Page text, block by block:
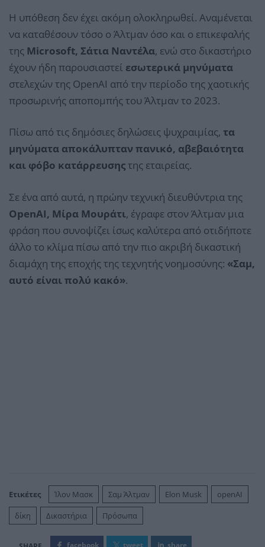
Η υπόθεση δεν έχει ακόμη ολοκληρωθεί. Αναμένεται
να καταθέσουν τόσο ο Άλτμαν όσο και ο επικεφαλής
της Microsoft, Σάτια Ναντέλα, ενώ στο δικαστήριο
έχουν ήδη παρουσιαστεί εσωτερικά μηνύματα
στελεχών της OpenAI από την περίοδο της χαοτικής
προσωρινής αποπομπής του Άλτμαν το 2023.
Πίσω από τις δημόσιες δηλώσεις ψυχραιμίας, τα
μηνύματα αποκάλυπταν πανικό, αβεβαιότητα
και φόβο κατάρρευσηςτης εταιρείας.
Σε ένα από αυτά, η πρώην τεχνική διευθύντρια της
OpenAI, Μίρα Μουράτι, έγραφε στον Άλτμαν μια
φράση που συνοψίζει ίσως καλύτερα από οτιδήποτε
άλλο το κλίμα πίσω από την πιο ακριβή δικαστική
διαμάχη της εποχής της τεχνητής νοημοσύνης: «Σαμ,
αυτό είναι πολύ κακό».
Ετικέτες Ίλον Μασκ Σαμ Άλτμαν Elon Musk
openAI
δίκη
Δικαστήρια Πρόσωπα